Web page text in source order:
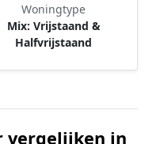
Woningtype
Mix: Vrijstaand &
Halfvrijstaand
vergelijken in